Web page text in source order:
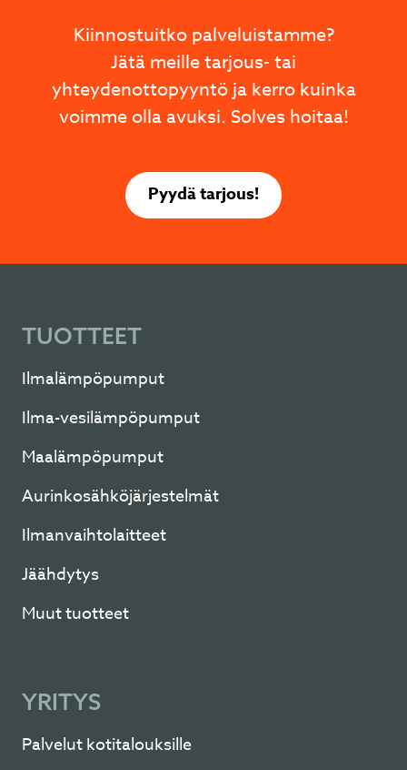
Kiinnostuitko palveluistamme?
Jätä meille tarjous- tai
yhteydenottopyyntö ja kerro kuinka
voimme olla avuksi. Solves hoitaa!
Pyydä tarjous!
TUOTTEET
Ilmalämpöpumput
Ilma-vesilämpöpumput
Maalämpöpumput
Aurinkosähköjärjestelmät
Ilmanvaihtolaitteet
Jäähdytys
Muut tuotteet
YRITYS
Palvelut kotitalouksille